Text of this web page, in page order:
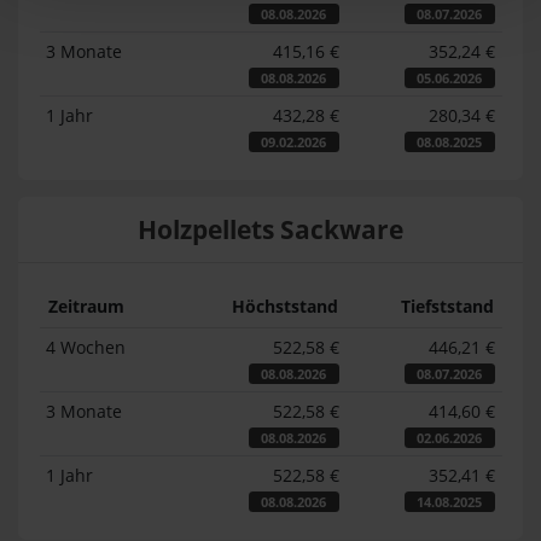
08.08.2026 08.07.2026
3 Monate 415,16 €
08.08.2026
352,24 €
05.06.2026
1 Jahr 432,28 €
09.02.2026
280,34 €
08.08.2025
Holzpellets Sackware
Zeitraum Höchststand
Tiefststand
4 Wochen
522,58 €
08.08.2026
446,21 €
08.07.2026
3 Monate 522,58 €
08.08.2026
414,60 €
02.06.2026
1 Jahr 522,58 €
08.08.2026
352,41 €
14.08.2025